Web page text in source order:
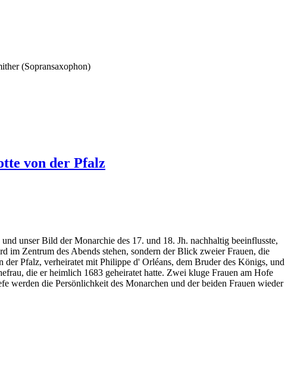
(Sopransaxophon)
von der Pfalz
unser Bild der Monarchie des 17. und 18. Jh. nachhaltig beeinflusste,
im Zentrum des Abends stehen, sondern der Blick zweier Frauen, die
der Pfalz, verheiratet mit Philippe d' Orléans, dem Bruder des Königs, und
die er heimlich 1683 geheiratet hatte. Zwei kluge Frauen am Hofe
werden die Persönlichkeit des Monarchen und der beiden Frauen wieder